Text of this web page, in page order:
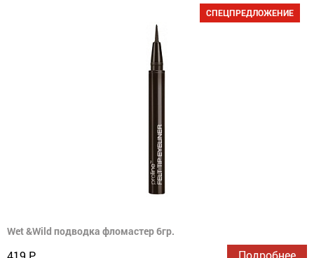
СПЕЦПРЕДЛОЖЕНИЕ
Wet &Wild подводка фломастер 6гр.